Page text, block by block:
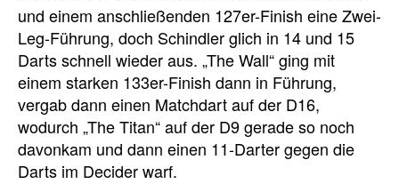
und einem anschließenden 127er-Finish eine Zwei-
Leg-Führung, doch Schindler glich in 14 und 15
Darts schnell wieder aus. „The Wall“ ging mit
einem starken 133er-Finish dann in Führung,
vergab dann einen Matchdart auf der D16,
wodurch „The Titan“ auf der D9 gerade so noch
davonkam und dann einen 11-Darter gegen die
Darts im Decider warf.